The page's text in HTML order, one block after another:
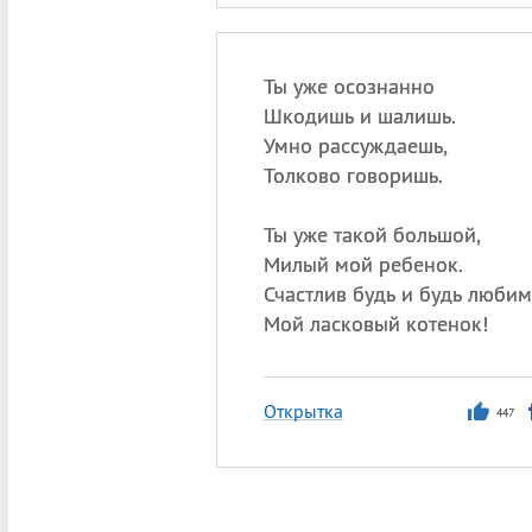
Ты уже осознанно
Шкодишь и шалишь.
Умно рассуждаешь,
Толково говоришь.
Ты уже такой большой,
Милый мой ребенок.
Счастлив будь и будь
Мой ласковый котенок!
Открытка 447